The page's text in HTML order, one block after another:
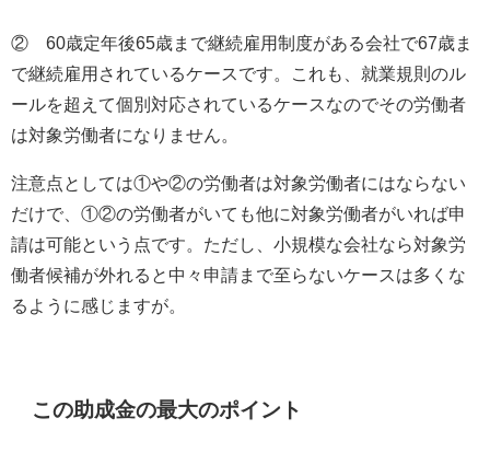
② 60歳定年後65歳まで継続雇用制度がある会社で67歳ま
で継続雇用されているケースです。これも、就業規則のル
ールを超えて個別対応されているケースなのでその労働者
は対象労働者になりません。
注意点としては①や②の労働者は対象労働者にはならない
だけで、①②の労働者がいても他に対象労働者がいれば申
請は可能という点です。ただし、小規模な会社なら対象労
働者候補が外れると中々申請まで至らないケースは多くな
るように感じますが。
この助成金の最大のポイント